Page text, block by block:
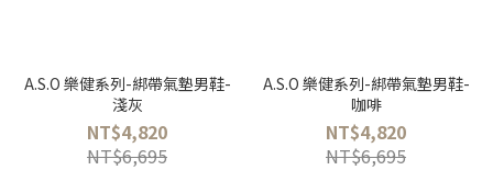
A.S.O 樂健系列-綁帶氣墊男鞋-
淺灰
NT$4,820
NT$6,695
A.S.O 樂健系列-綁帶氣墊男鞋-
咖啡
NT$4,820
NT$6,695